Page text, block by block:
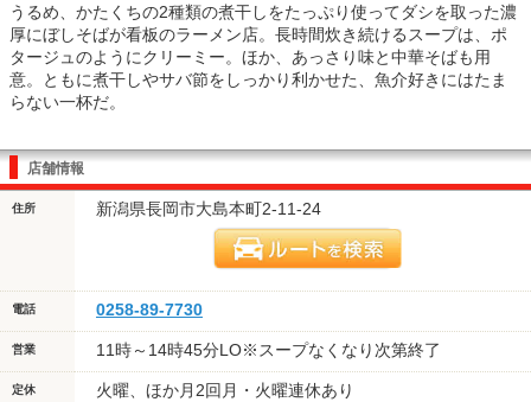
うるめ、かたくちの2種類の煮干しをたっぷり使ってダシを取った濃
厚にぼしそばが看板のラーメン店。長時間炊き続けるスープは、ポ
タージュのようにクリーミー。ほか、あっさり味と中華そばも用
意。ともに煮干しやサバ節をしっかり利かせた、魚介好きにはたま
らない一杯だ。
店舗情報
住所 新潟県長岡市大島本町2-11-24
電話 0258-89-7730
営業 11時～14時45分LO※スープなくなり次第終了
定休 火曜、ほか月2回月・火曜連休あり